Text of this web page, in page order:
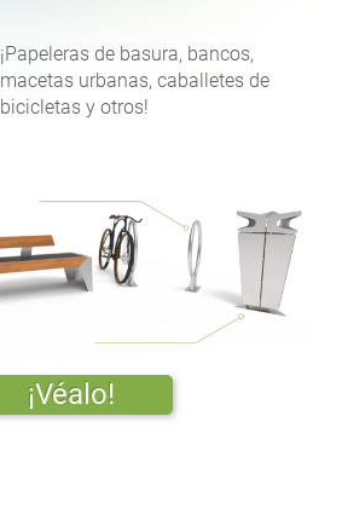
¡Papeleras de basura, bancos,
macetas urbanas, caballetes de
bicicletas y otros!
¡Véalo!